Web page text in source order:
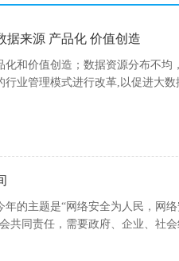
据来源 产品化 价值创造
和价值创造；数据资源分布不均
业管理模式进行改革,以促进大数
的主题是“网络安全为人民，网
共同责任，需要政府、企业、社